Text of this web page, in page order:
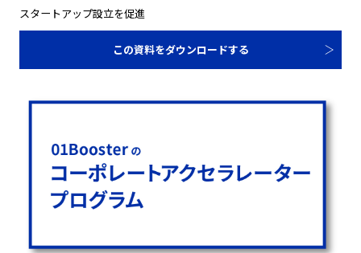
スタートアップ設立を促進
この資料をダウンロードする